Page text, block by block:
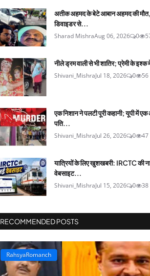
अतीक अहमद के बेटे आबान अहमद की मौत,
डिवाइडर से...
Sharad MishraAug 06, 2026 0
नीले ड्रम वाली से भी शातिर; प्रेमी के
Shivani_MishraJul 18, 2026 0 56
एक निशान ने पलटी पूरी कहानी; यूपी में
पति...
Shivani_MishraJul 26, 2026 0 47
यात्रियों के लिए खुशखबरी: IRCTC की
वेबसाइट...
Shivani_MishraJul 15, 2026 0 38
RECOMMENDED POSTS
RahsyaRomanch